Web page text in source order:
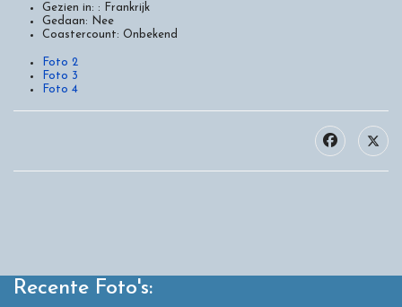
Gezien in: :
Frankrijk
Gedaan:
Nee
Coastercount: Onbekend
Foto 2
Foto 3
Foto 4
Recente Foto's: